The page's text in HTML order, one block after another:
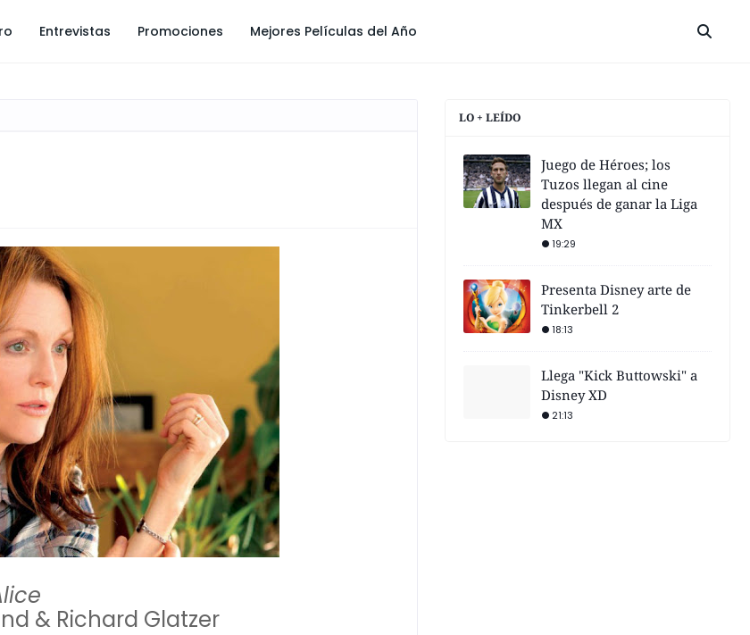
Entrevistas Promociones Mejores Películas del Año
& Richard Glatzer
LO + LEÍDO
Juego de Héroes; los
Tuzos llegan al cine
después de ganar la Liga
MX
19:29
Presenta Disney arte de
Tinkerbell 2
18:13
Llega "Kick Buttowski" a
Disney XD
21:13